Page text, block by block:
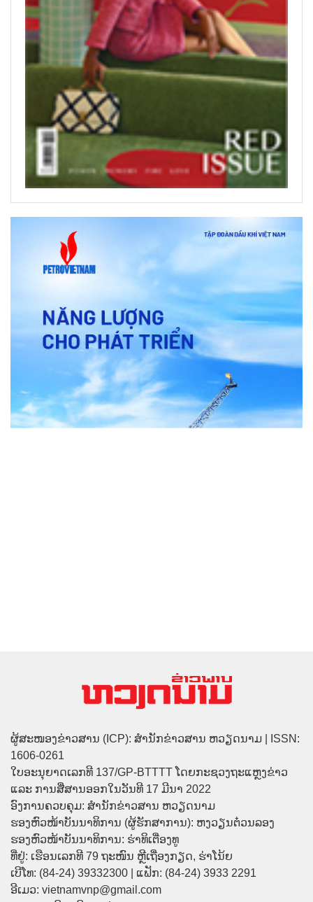
ຜູ້ສະໜອງຂ່າວສານ (ICP): ສຳນັກຂ່າວສານ ຫວຽດນາມ | ISSN:
1606-0261
ໃບອະນຸຍາດເລກທີ 137/GP-BTTTT ໂດຍກະຊວງຖະແຫຼງຂ່າວ
ແລະ ການສື່ສານອອກໃນວັນທີ 17 ມີນາ 2022
ອົງການຄວບຄຸມ: ສຳນັກຂ່າວສານ ຫວຽດນາມ
ຮອງຫົວໜ້າບັນນາທິການ (ຜູ້ຮັກສາການ): ຫງວຽນຕ໋ວນລອງ
ຮອງຫົວໜ້າບັນນາທິການ: ຮ່າທິເຕື່ອງທູ
ທີ່ຢູ່: ເຮືອນເລກທີ 79 ຖະໜົນ ຫຼີເຖື່ອງກຽດ, ຮ່າໂນ້ຍ
ເບີໂທ: (84-24) 39332300 | ແຟັກ: (84-24) 3933 2291
ອີເມວ: vietnamvnp@gmail.com